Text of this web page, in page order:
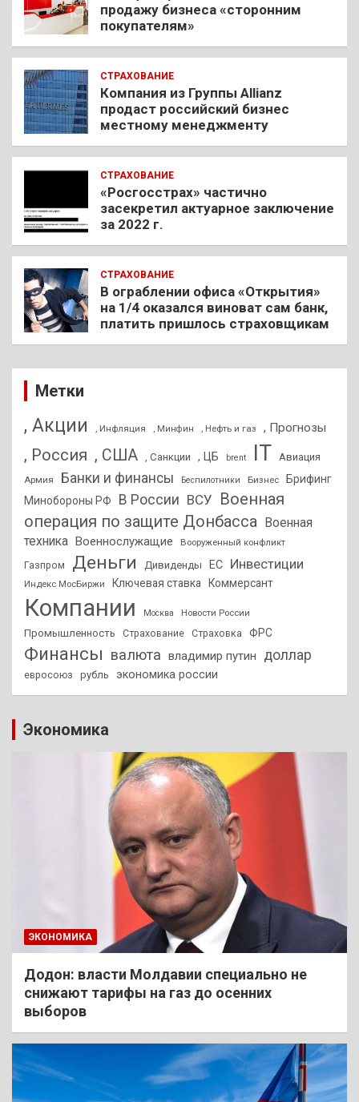
продажу бизнеса «сторонним
покупателям»
СТРАХОВАНИЕ
Компания из Группы Allianz
продаст российский бизнес
местному менеджменту
СТРАХОВАНИЕ
«Росгосстрах» частично
засекретил актуарное заключение
за 2022 г.
СТРАХОВАНИЕ
В ограблении офиса «Открытия»
на 1/4 оказался виноват сам банк,
платить пришлось страховщикам
Метки
, Акции , Инфляция , Минфин , Нефть и газ , Прогнозы
, Россия , США , Санкции , ЦБ brent IT Авиация
Армия Банки и финансы Беспилотники Бизнес
Брифинг
Минобороны РФ
В России ВСУ Военная
операция по защите Донбасса Военная
техника Военнослужащие Вооруженный конфликт
Газпром Деньги Дивиденды ЕС Инвестиции
Индекс МосБиржи Ключевая ставка Коммерсант
Компании Москва Новости России
Промышленность Страхование Страховка ФРС
Финансы валюта владимир путин доллар
евросоюз рубль экономика россии
Экономика
ЭКОНОМИКА
Додон: власти Молдавии специально не
снижают тарифы на газ до осенних
выборов